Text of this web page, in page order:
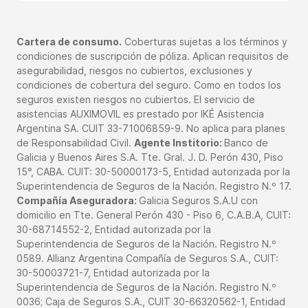
Cartera de consumo. Coberturas sujetas a los términos y
condiciones de suscripción de póliza. Aplican requisitos de
asegurabilidad, riesgos no cubiertos, exclusiones y
condiciones de cobertura del seguro. Como en todos los
seguros existen riesgos no cubiertos. El servicio de
asistencias AUXIMOVIL es prestado por IKÉ Asistencia
Argentina SA. CUIT 33-71006859-9. No aplica para planes
de Responsabilidad Civil. Agente Institorio: Banco de
Galicia y Buenos Aires S.A. Tte. Gral. J. D. Perón 430, Piso
15°, CABA. CUIT: 30-50000173-5, Entidad autorizada por la
Superintendencia de Seguros de la Nación. Registro N.º 17.
Compañía Aseguradora: Galicia Seguros S.A.U con
domicilio en Tte. General Perón 430 - Piso 6, C.A.B.A, CUIT:
30-68714552-2, Entidad autorizada por la
Superintendencia de Seguros de la Nación. Registro N.º
0589. Allianz Argentina Compañía de Seguros S.A., CUIT:
30-50003721-7, Entidad autorizada por la
Superintendencia de Seguros de la Nación. Registro N.º
0036; Caja de Seguros S.A., CUIT 30-66320562-1, Entidad